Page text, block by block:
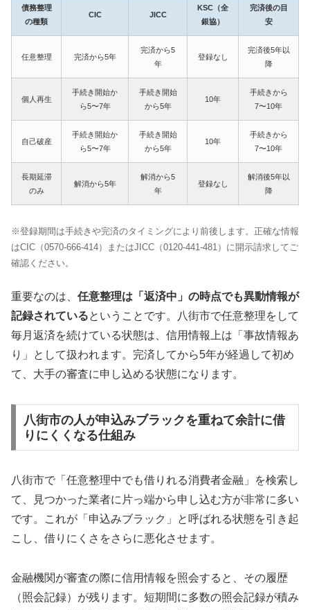
債務整理
の種類
CIC JICC
KSC（全
銀協）
完済後の目
安
任意整理 完済から5年
完済から5
年
登録なし
完済後5年以
降
個人再生
手続き開始か
ら5〜7年
手続き開始
から5年
10年
手続きから
7〜10年
自己破産
手続き開始か
ら5〜7年
手続き開始
から5年
10年
手続きから
7〜10年
長期延滞
のみ
解消から5年
解消から5
年
登録なし
解消後5年以
降
※登録期間は手続きや完済のタイミングにより前後します。正確な情報
はCIC（0570-666-414）またはJICC（0120-441-481）に開示請求してご
確認ください。
重要なのは、 任意整理は「返済中」の時点でも異動情報が
記録されているということです。八街市で任意整理をして
毎月返済を続けている状態は、信用情報上は「事故情報あ
り」として扱われます。完済してから5年が経過して初め
て、大手の審査に申し込める状態になります。
八街市の人が申込みブラックを重ねて余計に借
りにくくなる仕組み
八街市で「任意整理中でも借りれる消費者金融」を検索し
て、見つかった業者に片っ端から申し込む方が非常に多い
です。これが「申込みブラック」と呼ばれる状態を引き起
こし、借りにくさをさらに悪化させます。
金融機関が審査の際に信用情報を照会すると、その履歴
（照会記録）が残ります。短期間に多数の照会記録が積み